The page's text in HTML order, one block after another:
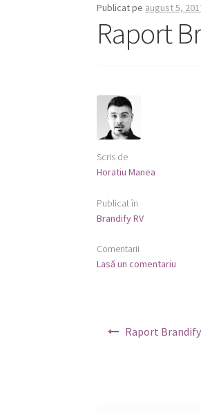
Publicat pe august 5,
Raport
Scris de
Horatiu Manea
Publicat în
Brandify RV
Comentarii
Lasă un comentariu
Raport